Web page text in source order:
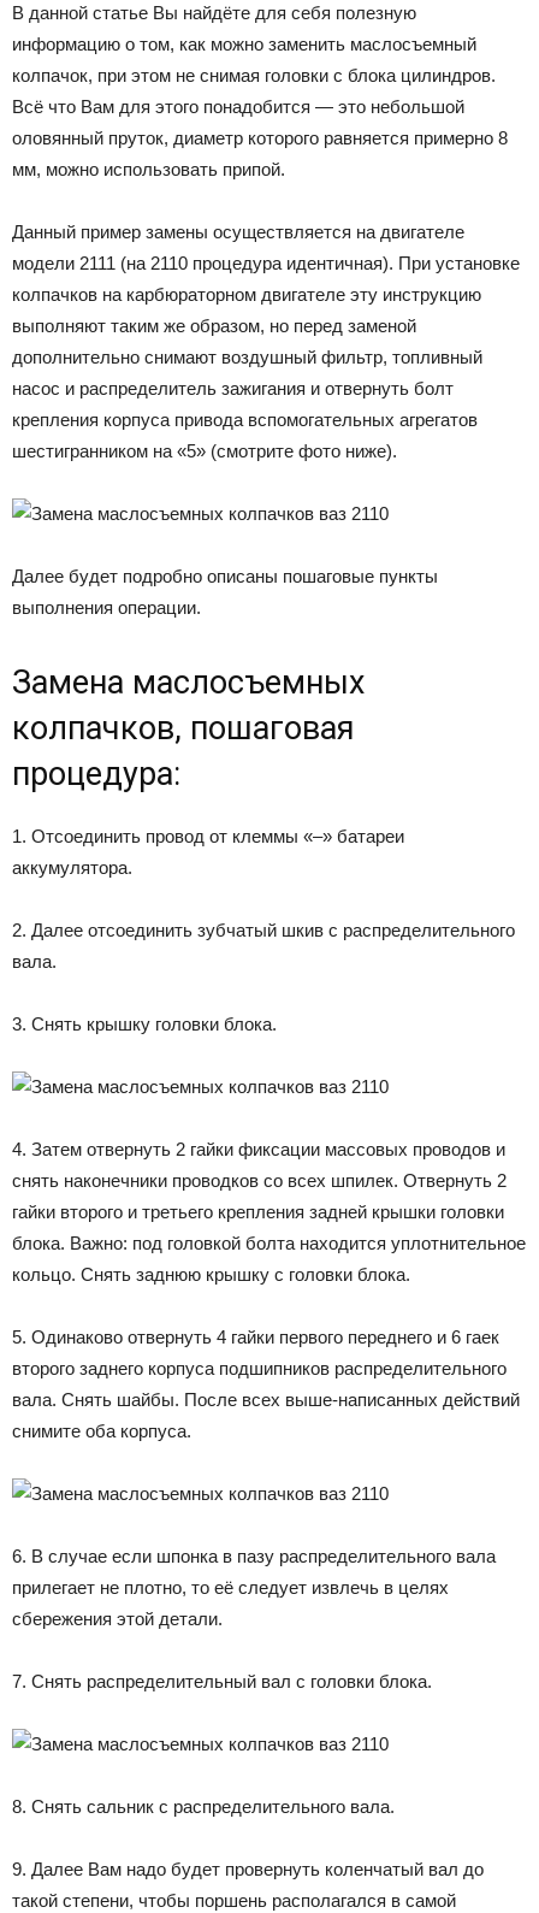
В данной статье Вы найдёте для себя полезную
информацию о том, как можно заменить маслосъемный
колпачок, при этом не снимая головки с блока цилиндров.
Всё что Вам для этого понадобится — это небольшой
оловянный пруток, диаметр которого равняется примерно 8
мм, можно использовать припой.
Данный пример замены осуществляется на двигателе
модели 2111 (на 2110 процедура идентичная). При установке
колпачков на карбюраторном двигателе эту инструкцию
выполняют таким же образом, но перед заменой
дополнительно снимают воздушный фильтр, топливный
насос и распределитель зажигания и отвернуть болт
крепления корпуса привода вспомогательных агрегатов
шестигранником на «5» (смотрите фото ниже).
Далее будет подробно описаны пошаговые пункты
выполнения операции.
Замена маслосъемных
колпачков, пошаговая
процедура:
1. Отсоединить провод от клеммы «–» батареи
аккумулятора.
2. Далее отсоединить зубчатый шкив с распределительного
вала.
3. Снять крышку головки блока.
4. Затем отвернуть 2 гайки фиксации массовых проводов и
снять наконечники проводков со всех шпилек. Отвернуть 2
гайки второго и третьего крепления задней крышки головки
блока. Важно: под головкой болта находится уплотнительное
кольцо. Снять заднюю крышку с головки блока.
5. Одинаково отвернуть 4 гайки первого переднего и 6 гаек
второго заднего корпуса подшипников распределительного
вала. Снять шайбы. После всех выше-написанных действий
снимите оба корпуса.
6. В случае если шпонка в пазу распределительного вала
прилегает не плотно, то её следует извлечь в целях
сбережения этой детали.
7. Снять распределительный вал с головки блока.
8. Снять сальник с распределительного вала.
9. Далее Вам надо будет провернуть коленчатый вал до
такой степени, чтобы поршень располагался в самой